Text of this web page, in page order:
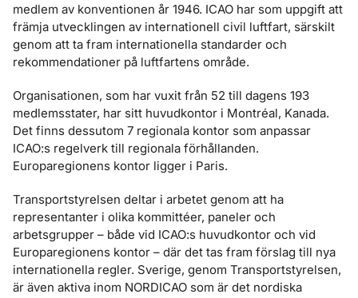
medlem av konventionen år 1946. ICAO har som uppgift att
främja utvecklingen av internationell civil luftfart, särskilt
genom att ta fram internationella standarder och
rekommendationer på luftfartens område.
Organisationen, som har vuxit från 52 till dagens 193
medlemsstater, har sitt huvudkontor i Montréal, Kanada.
Det finns dessutom 7 regionala kontor som anpassar
ICAO:s regelverk till regionala förhållanden.
Europaregionens kontor ligger i Paris.
Transportstyrelsen deltar i arbetet genom att ha
representanter i olika kommittéer, paneler och
arbetsgrupper – både vid ICAO:s huvudkontor och vid
Europaregionens kontor – där det tas fram förslag till nya
internationella regler. Sverige, genom Transportstyrelsen,
är även aktiva inom NORDICAO som är det nordiska